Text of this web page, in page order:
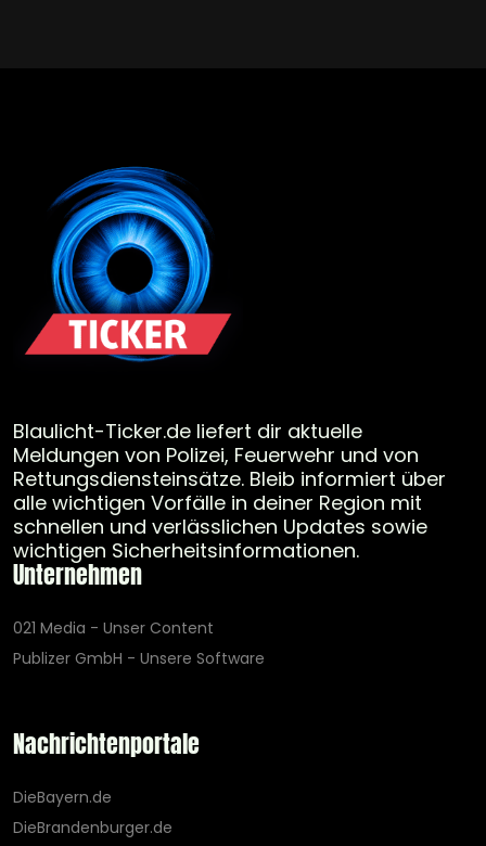
Blaulicht-Ticker.de liefert dir aktuelle
Meldungen von Polizei, Feuerwehr und von
Rettungsdiensteinsätze. Bleib informiert über
alle wichtigen Vorfälle in deiner Region mit
schnellen und verlässlichen Updates sowie
wichtigen Sicherheitsinformationen.
Unternehmen
021 Media - Unser Content
Publizer GmbH - Unsere Software
Nachrichtenportale
DieBayern.de
DieBrandenburger.de